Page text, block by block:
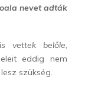
nevet adták
vettek belőle,
eddig nem
szükség.